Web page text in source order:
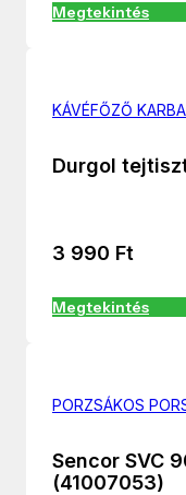
Megtekintés
KÁVÉFŐZŐ
Durgol
3 990 Ft
Megtekintés
PORZSÁKOS
Sencor SVC
(41007053)